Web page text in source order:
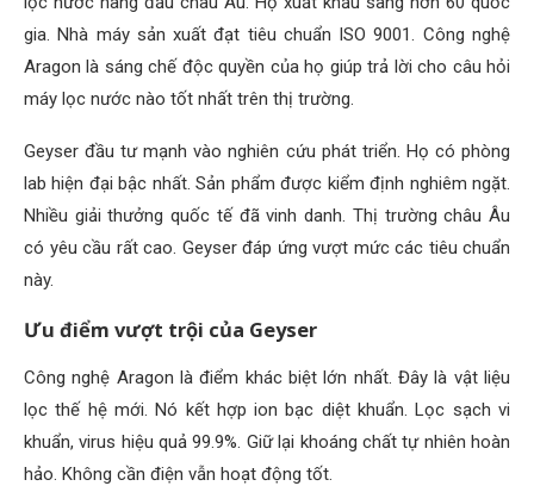
gia. Nhà máy sản xuất đạt tiêu chuẩn ISO 9001. Công nghệ
Aragon là sáng chế độc quyền của họ giúp trả lời cho câu hỏi
máy lọc nước nào tốt nhất trên thị trường.
Geyser đầu tư mạnh vào nghiên cứu phát triển. Họ có phòng
lab hiện đại bậc nhất. Sản phẩm được kiểm định nghiêm ngặt.
Nhiều giải thưởng quốc tế đã vinh danh. Thị trường châu Âu
có yêu cầu rất cao. Geyser đáp ứng vượt mức các tiêu chuẩn
này.
Ưu điểm vượt trội của Geyser
Công nghệ Aragon là điểm khác biệt lớn nhất. Đây là vật liệu
lọc thế hệ mới. Nó kết hợp ion bạc diệt khuẩn. Lọc sạch vi
khuẩn, virus hiệu quả 99.9%. Giữ lại khoáng chất tự nhiên hoàn
hảo. Không cần điện vẫn hoạt động tốt.